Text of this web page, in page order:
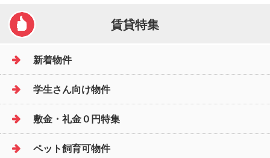
賃貸特集
新着物件
学生さん向け物件
敷金・礼金０円特集
ペット飼育可物件